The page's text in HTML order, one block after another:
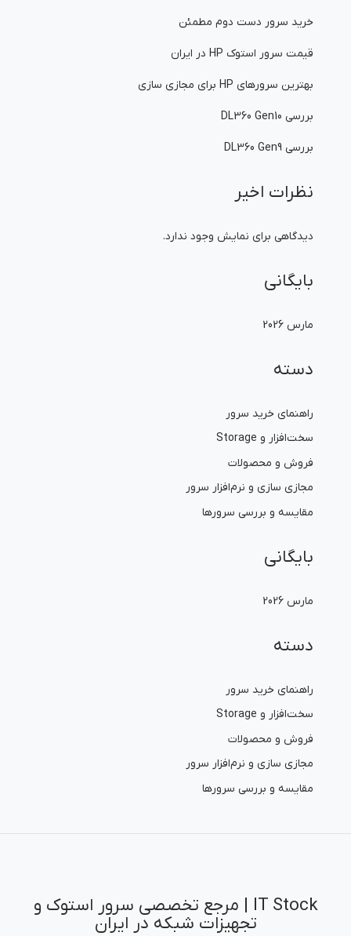
خرید سرور دست دوم مطمئن
قیمت سرور استوک HP در ایران
بهترین سرورهای HP برای مجازی سازی
بررسی DL360 Gen10
بررسی DL360 Gen9
نظرات اخیر
دیدگاهی برای نمایش وجود ندارد.
بایگانی
مارس 2026
دسته
راهنمای خرید سرور
سخت‌افزار و Storage
فروش و محصولات
مجازی سازی و نرم‌افزار سرور
مقایسه و بررسی سرورها
بایگانی
مارس 2026
دسته
راهنمای خرید سرور
سخت‌افزار و Storage
فروش و محصولات
مجازی سازی و نرم‌افزار سرور
مقایسه و بررسی سرورها
IT Stock | مرجع تخصصی سرور استوک و
تجهیزات شبکه در ایران